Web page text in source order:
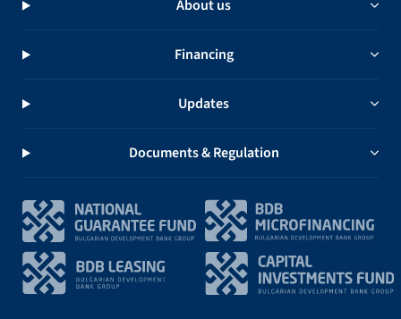
About us
Financing
Updates
Documents & Regulation